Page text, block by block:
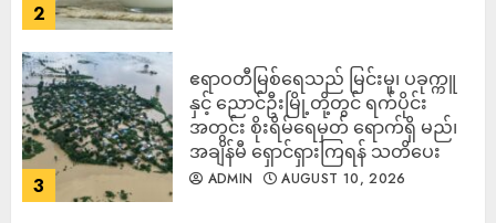
2
3
ဧရာဝတီမြစ်ရေသည် မြင်းမူ၊ ပခုက္ကူ
နှင့် ညောင်ဦးမြို့တို့တွင် ရက်ပိုင်း
အတွင်း စိုးရိမ်ရေမှတ် ရောက်ရှိ မည်၊
အချိန်မီ ရှောင်ရှားကြရန် သတိပေး
ADMIN AUGUST 10, 2026